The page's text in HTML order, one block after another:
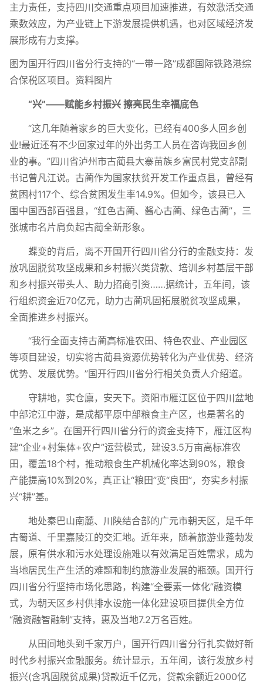
主力责任，支持四川交通重点项目加速推进，有效激活交通
乘数效应，为产业链上下游发展提供机遇，也对区域经济发
展形成有力支撑。
图为国开行四川省分行支持的“一带一路”成都国际铁路港综
合保税区项目。资料图片
“兴”——赋能乡村振兴 擦亮民生幸福底色
“这几年随着家乡的巨大变化，已经有400多人回乡创
业!最近还有不少回家过年的外出务工人员在咨询我回乡创
业的事。”四川省泸州市古蔺县大寨苗族乡富民村党支部副
书记曾凡江说。古蔺作为国家扶贫开发工作重点县，曾经有
贫困村117个、综合贫困发生率14.9%。但如今，该县已入
围中国西部百强县，“红色古蔺、酱心古蔺、绿色古蔺”，三
张城市名片肩负起古蔺全新形象。
蝶变的背后，离不开国开行四川省分行的金融支持：发
放巩固脱贫攻坚成果和乡村振兴类贷款、培训乡村基层干部
和乡村振兴带头人、助力招商引资……据统计，五年间，该
行组织资金近70亿元，助力古蔺巩固拓展脱贫攻坚成果，
全面推进乡村振兴。
“我行全面支持古蔺高标准农田、特色农业、产业园区
等项目建设，切实将古蔺县资源优势转化为产业优势、经济
优势、发展优势。”国开行四川省分行相关负责人介绍道。
守耕地，实仓廪，安天下。资阳市雁江区位于四川盆地
中部沱江中游，是成都平原中部粮食主产区，也是著名的
“鱼米之乡”。在国开行四川省分行的资金支持下，雁江区构
建“企业+村集体+农户”运营模式，建设3.5万亩高标准农
田，覆盖18个村，推动粮食生产机械化率达到90%，粮食
产能提高10%到20%，真正让“粮田”变“良田”，夯实乡村振
兴“耕”基。
地处秦巴山南麓、川陕结合部的广元市朝天区，是千年
古蜀道、千里嘉陵江的交汇地。近年来，随着旅游业蓬勃发
展，原有供水和污水处理设施难以有效满足百姓需求，成为
当地居民生产生活的难题和制约旅游业发展的瓶颈。国开行
四川省分行坚持市场化思路，构建“全要素一体化”融资模
式，为朝天区乡村供排水设施一体化建设项目提供全方位
“融资融智融制”支持，惠及当地7.2万名百姓。
从田间地头到千家万户，国开行四川省分行扎实做好新
时代乡村振兴金融服务。统计显示，五年间，该行发放乡村
振兴(含巩固脱贫成果)贷款近千亿元，贷款余额近2000亿